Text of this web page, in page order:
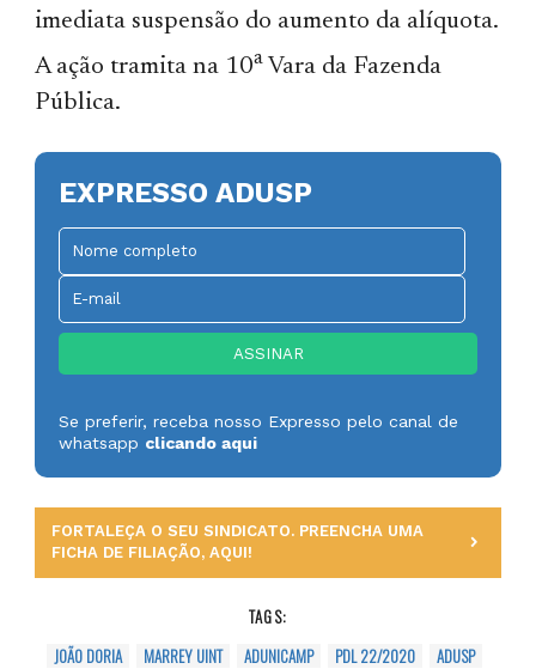
imediata suspensão do aumento da alíquota.
A ação tramita na 10a Vara da Fazenda
Pública.
EXPRESSO ADUSP
Se preferir, receba nosso Expresso pelo canal de
whatsapp clicando aqui
FORTALEÇA O SEU SINDICATO. PREENCHA UMA
FICHA DE FILIAÇÃO, AQUI!
TAGS:
JOÃO DORIA
MARREY UINT ADUNICAMP PDL 22/2020
ADUSP